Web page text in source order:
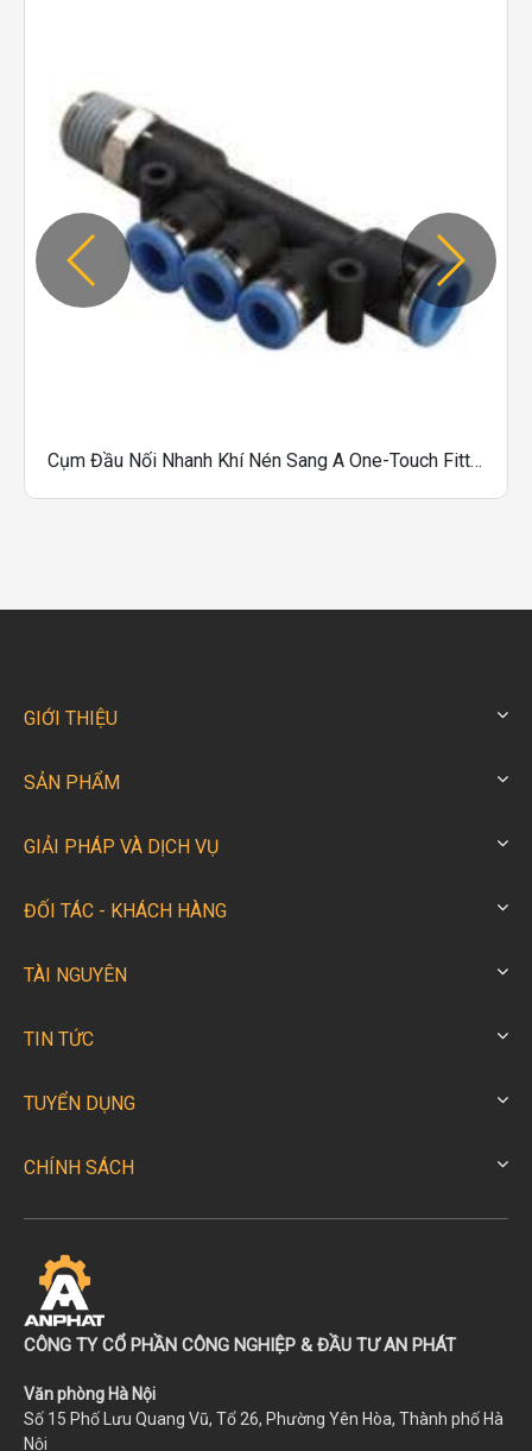
Cụm Đầu Nối Nhanh Khí Nén Sang A One-Touch Fittings Dòng GPKD
GIỚI THIỆU
SẢN PHẨM
GIẢI PHÁP VÀ DỊCH VỤ
ĐỐI TÁC - KHÁCH HÀNG
TÀI NGUYÊN
TIN TỨC
TUYỂN DỤNG
CHÍNH SÁCH
CÔNG TY CỔ PHẦN CÔNG NGHIỆP & ĐẦU TƯ AN PHÁT
Văn phòng Hà Nội
Số 15 Phố Lưu Quang Vũ, Tổ 26, Phường Yên Hòa, Thành phố Hà
Nội